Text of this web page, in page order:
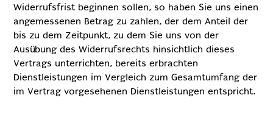
Widerrufsfrist beginnen sollen, so haben Sie uns einen
angemessenen Betrag zu zahlen, der dem Anteil der
bis zu dem Zeitpunkt, zu dem Sie uns von der
Ausübung des Widerrufsrechts hinsichtlich dieses
Vertrags unterrichten, bereits erbrachten
Dienstleistungen im Vergleich zum Gesamtumfang der
im Vertrag vorgesehenen Dienstleistungen entspricht.